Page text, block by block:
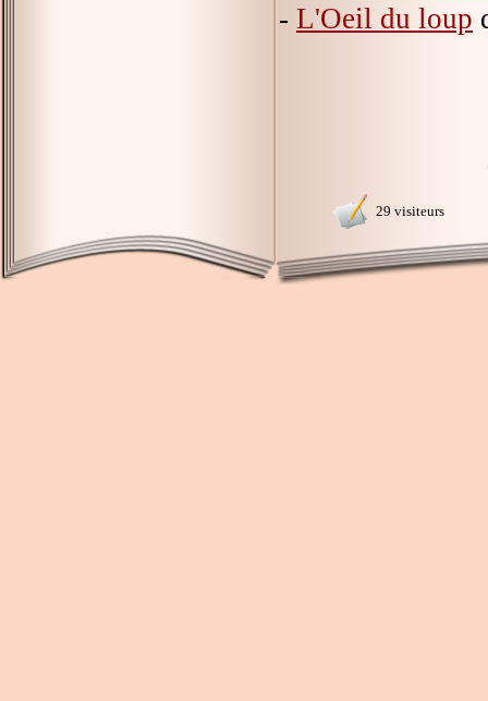
- L'Oeil du loup
29 visiteurs